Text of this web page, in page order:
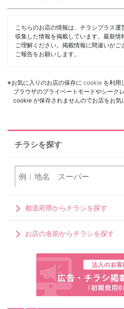
こちらのお店の情報は、チラシプラス
収集した情報を掲載しています。最新情
ご理解ください。掲載情報に間違いがご
ご報告をお願いします。
※お気に入りのお店の保存に cookie を利用
ブラウザのプライベートモードやシーク
cookie が保存されませんのでお店をお気
チラシを探す
都道府県からチラシを探す
お店の名前からチラシを探す